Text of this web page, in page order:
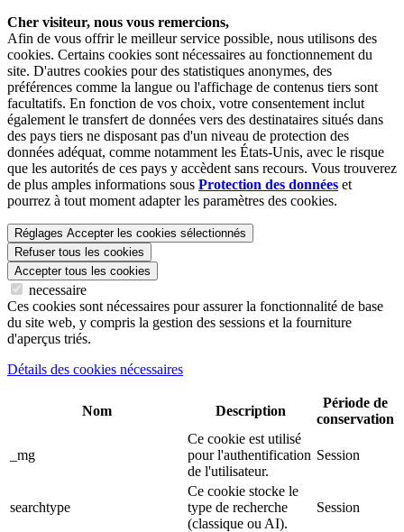
Cher visiteur, nous vous remercions,
Afin de vous offrir le meilleur service possible, nous utilisons des
cookies. Certains cookies sont nécessaires au fonctionnement du
site. D'autres cookies pour des statistiques anonymes, des
préférences comme la langue ou l'affichage de contenus tiers sont
facultatifs. En fonction de vos choix, votre consentement inclut
également le transfert de données vers des destinataires situés dans
des pays tiers ne disposant pas d'un niveau de protection des
données adéquat, comme notamment les États-Unis, avec le risque
que les autorités de ces pays y accèdent sans recours. Vous trouverez
de plus amples informations sous Protection des données et
pourrez à tout moment adapter les paramètres des cookies.
Réglages Accepter les cookies sélectionnés
Refuser tous les cookies
Accepter tous les cookies
necessaire
Ces cookies sont nécessaires pour assurer la fonctionnalité de base
du site web, y compris la gestion des sessions et la fourniture
d'aperçus triés.
Détails des cookies nécessaires
Nom Description
Période de
conservation
_mg
Ce cookie est utilisé
pour l'authentification
de l'utilisateur.
Session
searchtype
Ce cookie stocke le
type de recherche
(classique ou AI).
Session